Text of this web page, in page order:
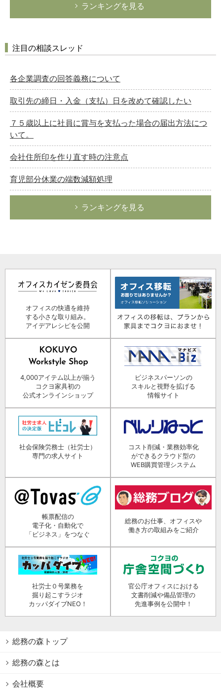
ランキングを見る
注目の相談スレッド
各企業調査の回答義務について
取引先の締日・入金（支払）日を改めて確認したい
７５歳以上に社員に賞与を支払った場合の届出方法につ
いて。
会社住所印を作り直す時の注意点
育児部分休業の端数減額処理
ランキングを見る
オフィスの快適を維持
する小さな取り組み。
アイデアレシピを公開
4,000アイテム以上が揃う
コクヨ家具初の
公式オンラインショップ
ビジネスパーソンの
スキルと視野を拡げる
情報サイト
社会保険労務士（社労士）
専門の求人サイト
コスト削減・業務効率化
ができるクラウド型の
WEB購買管理システム
帳票配信の
電子化・自動化で
「ビジネス」をつなぐ
総務のお仕事、オフィスや
働き方の取組みをご紹介
社労士０号業務を
掘り起こすラジオ
カッパダイブNEO！
官公庁オフィスにおける
文書削減や備品管理の
先進事例を公開中！
総務の森トップ
総務の森とは
会社概要